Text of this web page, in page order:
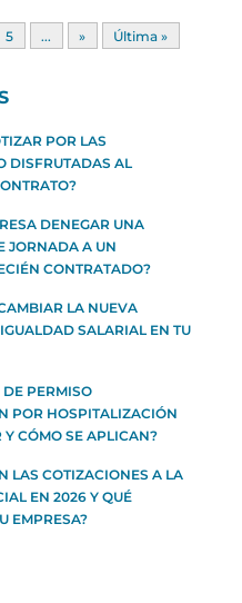
5 ... » Última »
POR LAS
DISFRUTADAS AL
DENEGAR UNA
JORNADA A UN
CONTRATADO?
LA NUEVA
SALARIAL EN TU
PERMISO
POR HOSPITALIZACIÓN
Y CÓMO SE APLICAN?
LAS COTIZACIONES A LA
EN 2026 Y QUÉ
EMPRESA?